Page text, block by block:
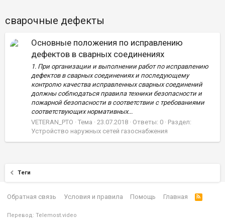
сварочные дефекты
Основные положения по исправлению
дефектов в сварных соединениях
1. При организации и выполнении работ по исправлению
дефектов в сварных соединениях и последующему
контролю качества исправленных сварных соединений
должны соблюдаться правила техники безопасности и
пожарной безопасности в соответствии с требованиями
соответствующих нормативных...
VETERAN_PTO
Тема 23.07.2018 Ответы: 0
Раздел:
Устройство наружных сетей газоснабжения
Теги
Обратная связь Условия и правила Помощь Главная
Перевод: Telemost.video